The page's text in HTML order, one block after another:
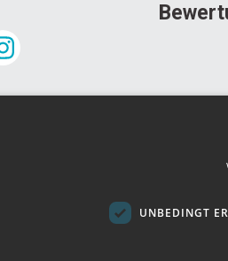
UNBEDINGT